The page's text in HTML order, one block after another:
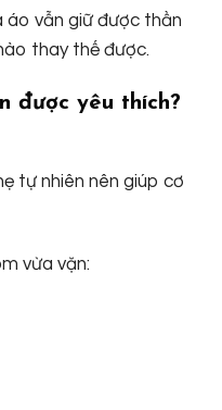
áo vẫn giữ được thần
thay thế được.
được yêu thích?
tự nhiên nên giúp cơ
vừa vặn: